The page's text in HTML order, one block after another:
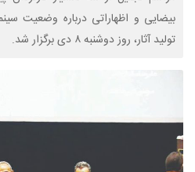
بیضایی و اظهاراتی درباره وضعیت
تولید آثار، روز دوشنبه ۸ دی برگزار شد.